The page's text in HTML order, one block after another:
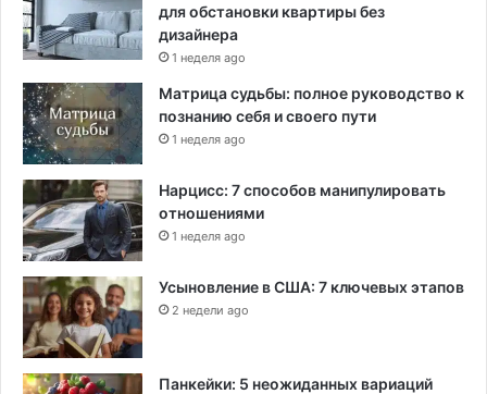
для обстановки квартиры без
дизайнера
1 неделя ago
Матрица судьбы: полное руководство к
познанию себя и своего пути
1 неделя ago
Нарцисс: 7 способов манипулировать
отношениями
1 неделя ago
Усыновление в США: 7 ключевых этапов
2 недели ago
Панкейки: 5 неожиданных вариаций